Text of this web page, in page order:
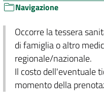
Navigazione
Occorre la tessera
di famiglia o altro
regionale/nazionale.
Il costo dell'eventuale
momento della